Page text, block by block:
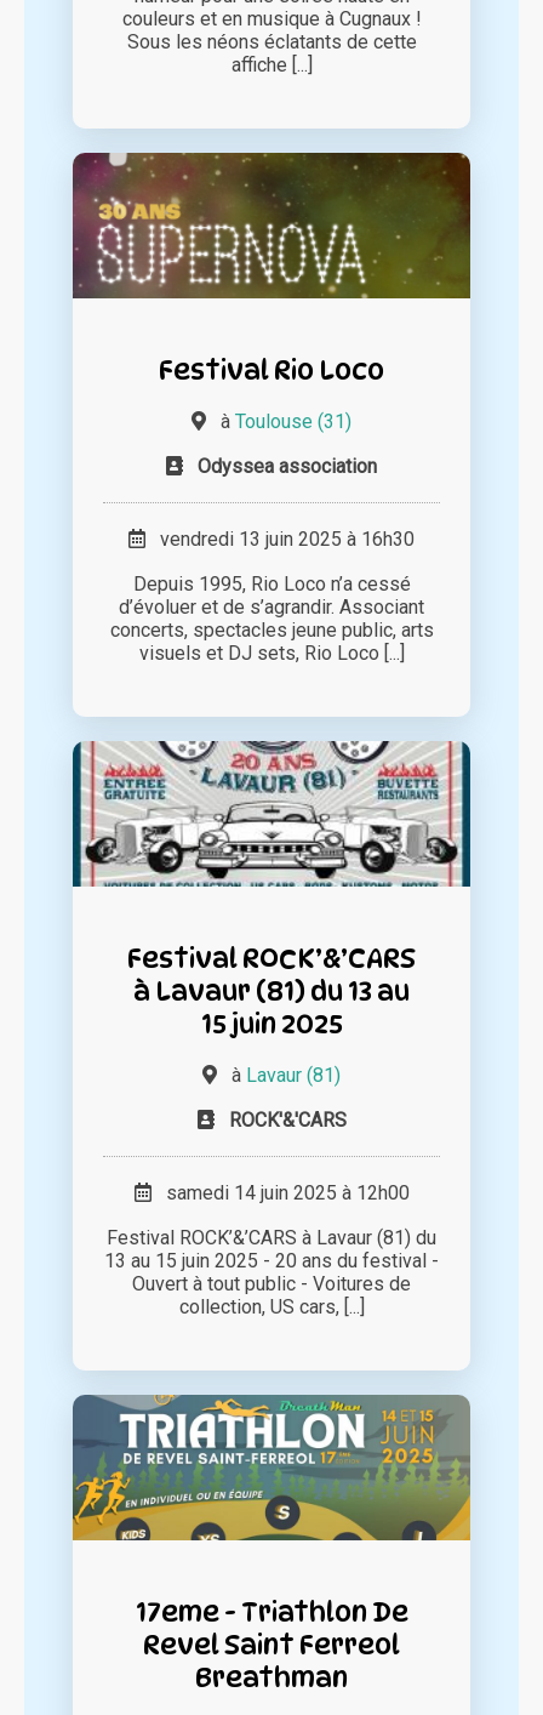
couleurs et en musique à Cugnaux !
Sous les néons éclatants de cette
affiche [...]
Festival Rio Loco
à Toulouse (31)
Odyssea association
vendredi 13 juin 2025 à 16h30
Depuis 1995, Rio Loco n’a cessé
d’évoluer et de s’agrandir. Associant
concerts, spectacles jeune public, arts
visuels et DJ sets, Rio Loco [...]
Festival ROCK’&’CARS
à Lavaur (81) du 13 au
15 juin 2025
à Lavaur (81)
ROCK'&'CARS
samedi 14 juin 2025 à 12h00
Festival ROCK’&’CARS à Lavaur (81) du
13 au 15 juin 2025 - 20 ans du festival -
Ouvert à tout public - Voitures de
collection, US cars, [...]
17eme - Triathlon De
Revel Saint Ferreol
Breathman